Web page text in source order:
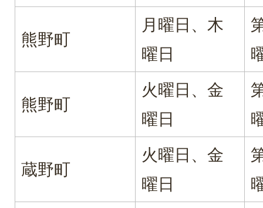
熊野町
月曜日、木
曜日
熊野町
火曜日、金
曜日
蔵野町
火曜日、金
曜日